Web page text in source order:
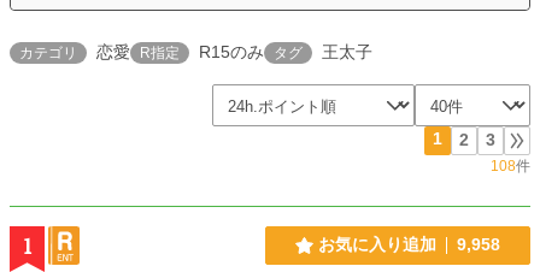
カテゴリ 恋愛 R指定 R15のみ タグ 王太子
1 2 3
108件
1 お気に入り追加 9,958